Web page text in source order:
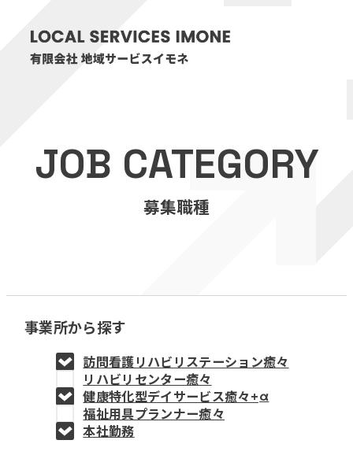
医療・介護事業
訪問看護リハビリステーション癒々
福祉用具プランナー癒々
教育事業
姫路中央こども園
姫路中央保育園
JOB CATEGORY
募集職種
事業所から探す
訪問看護リハビリステーション癒々
リハビリセンター癒々
健康特化型デイサービス癒々+α
福祉用具プランナー癒々
本社勤務